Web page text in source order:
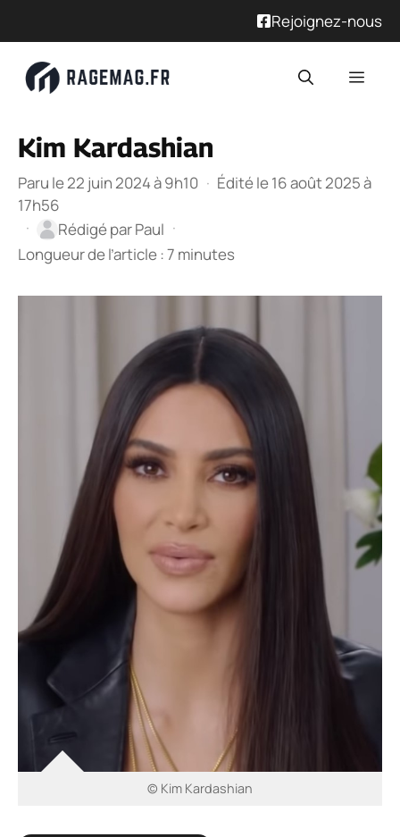
Rejoignez-nous
Kim Kardashian
Paru le 22 juin 2024 à 9h10 · Édité le 16 août 2025 à
17h56
·
Rédigé parPaul ·
Longueur de l’article : 7 minutes
© Kim Kardashian